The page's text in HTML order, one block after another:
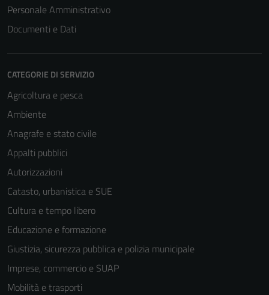
Personale Amministrativo
Documenti e Dati
CATEGORIE DI SERVIZIO
Agricoltura e pesca
Ambiente
Anagrafe e stato civile
Appalti pubblici
Autorizzazioni
Catasto, urbanistica e SUE
Cultura e tempo libero
Educazione e formazione
Giustizia, sicurezza pubblica e polizia municipale
Imprese, commercio e SUAP
Mobilità e trasporti